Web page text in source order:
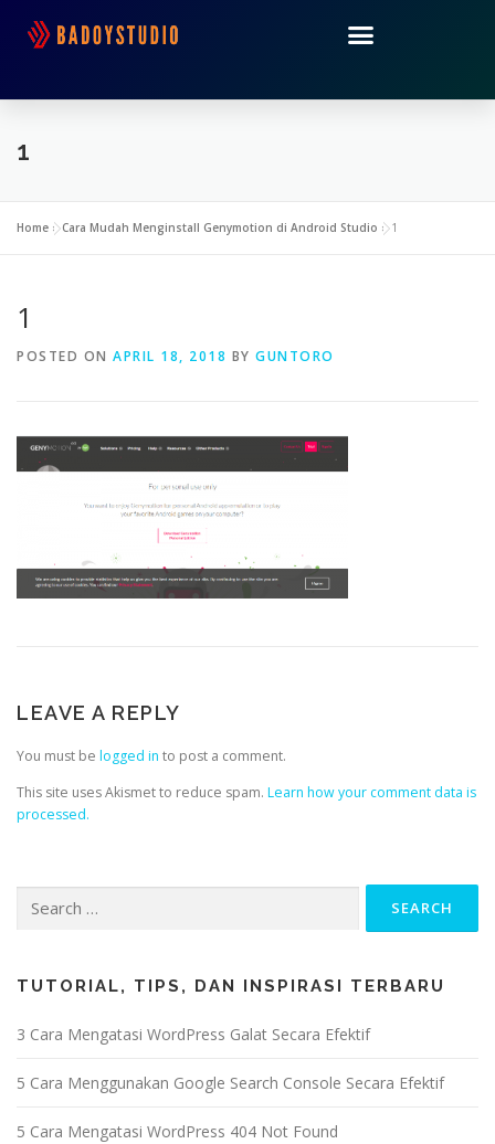
1
Home »Cara Mudah Menginstall Genymotion di Android Studio »1
1
POSTED ON APRIL 18, 2018 BY GUNTORO
LEAVE A REPLY
You must be logged in to post a comment.
This site uses Akismet to reduce spam. Learn how your comment data is
processed.
TUTORIAL, TIPS, DAN INSPIRASI TERBARU
3 Cara Mengatasi WordPress Galat Secara Efektif
5 Cara Menggunakan Google Search Console Secara Efektif
5 Cara Mengatasi WordPress 404 Not Found